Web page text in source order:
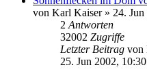
von Karl Kaiser» 24. Jun
2 Antworten
32002 Zugriffe
Letzter Beitrag von
25. Jun 2002, 10:30